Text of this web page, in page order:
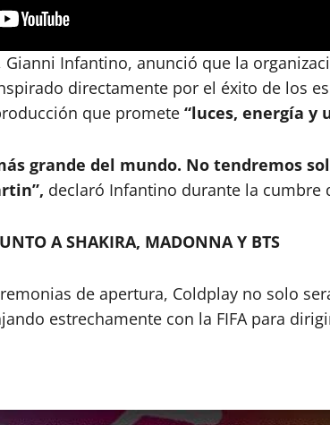
Gianni Infantino, anunció que la
directamente por el éxito de los
que promete “luces, energía y
grande del mundo. No tendremos
declaró Infantino durante la cumbre
A SHAKIRA, MADONNA Y BTS
de apertura, Coldplay no solo
estrechamente con la FIFA para